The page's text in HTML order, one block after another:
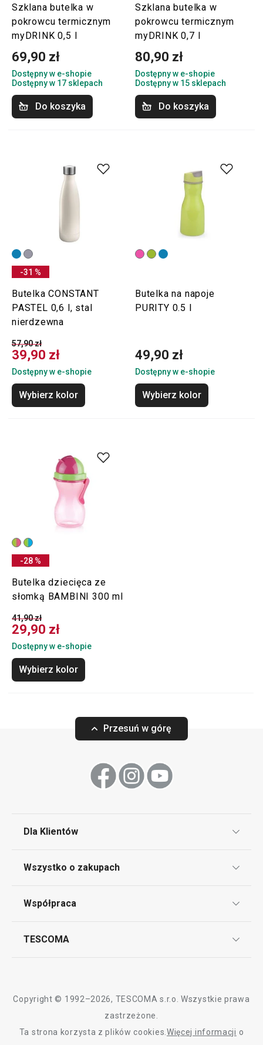
Szklana butelka w
pokrowcu termicznym
myDRINK 0,5 l
69,90 zł
Dostępny w e-shopie
Dostępny w 17 sklepach
Do koszyka
Szklana butelka w
pokrowcu termicznym
myDRINK 0,7 l
80,90 zł
Dostępny w e-shopie
Dostępny w 15 sklepach
Do koszyka
-31 %
Butelka CONSTANT
PASTEL 0,6 l, stal
nierdzewna
57,90 zł
39,90 zł
Dostępny w e-shopie
Wybierz kolor
Butelka na napoje
PURITY 0.5 l
49,90 zł
Dostępny w e-shopie
Wybierz kolor
-28 %
Butelka dziecięca ze
słomką BAMBINI 300 ml
41,90 zł
29,90 zł
Dostępny w e-shopie
Wybierz kolor
Przesuń w górę
Dla Klientów
Bony podarunkowe
Wszystko o zakupach
Dostawa i sposoby płatności
Współpraca
TESCOMA
Graficzne oznaczenie produktów
Polityka prywatności
Copyright © 1992–2026, TESCOMA s.r.o. Wszystkie prawa
zastrzeżone.
Ta strona korzysta z plików cookies. Więcej informacji o